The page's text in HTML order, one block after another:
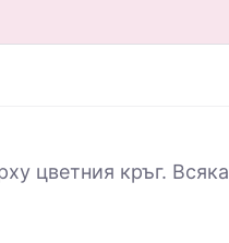
цветния кръг. Всяка